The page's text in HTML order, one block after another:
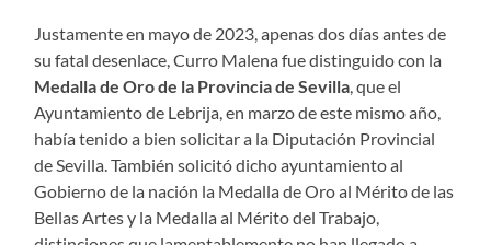
Justamente en mayo de 2023, apenas dos días antes de
su fatal desenlace, Curro Malena fue distinguido con la
Medalla de Oro de la Provincia de Sevilla , que el
Ayuntamiento de Lebrija, en marzo de este mismo año,
había tenido a bien solicitar a la Diputación Provincial
de Sevilla. También solicitó dicho ayuntamiento al
Gobierno de la nación la Medalla de Oro al Mérito de las
Bellas Artes y la Medalla al Mérito del Trabajo,